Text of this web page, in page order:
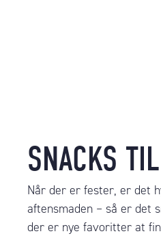
SNACKS
Når der er fester, er det
aftensmaden – så er det
der er nye favoritter at